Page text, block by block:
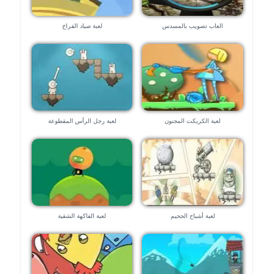
العاب تصويب بالمسدس لعبة صياد الفراخ
لعبة الكريكت المجنون لعبة رجل الرأس المقطوعة
لعبة أشباح الجحيم لعبة الفاكهة الشقية